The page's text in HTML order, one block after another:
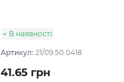
В наявності
Артикул: 21/09.50.0418
41.65 грн